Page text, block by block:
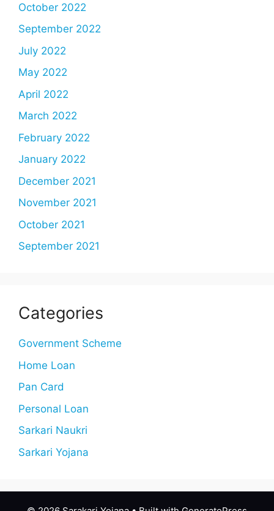
October 2022
September 2022
July 2022
May 2022
April 2022
March 2022
February 2022
January 2022
December 2021
November 2021
October 2021
September 2021
Categories
Government Scheme
Home Loan
Pan Card
Personal Loan
Sarkari Naukri
Sarkari Yojana